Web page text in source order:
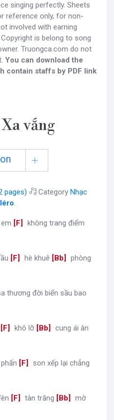
singing perfectly. Sheets
reference only, for non-
involved with earning
is belong to song
Truongca.com do not
You can download the
contain staffs by PDF link
vắng
pages) Category Nhạc
.
[F
không trang điểm
[F hè khuê [Bb
phòng
thương đời biển sầu bao
[F khô lỡ [Bb
cung ái ân
[F son xếp lại chẳng
[F tàn trăng [Bb
mờ